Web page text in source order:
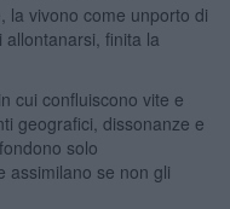
la vivono come unporto di
finita la
cui confluiscono vite e
geografici, dissonanze e
solo
assimilano se non gli